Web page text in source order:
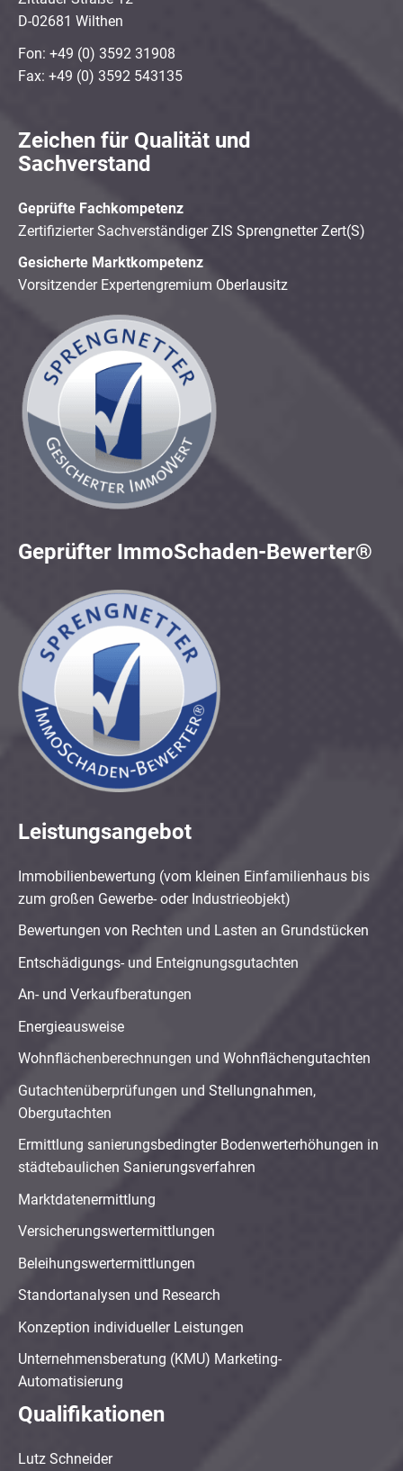
D-02681 Wilthen
Fon: +49 (0) 3592 31908
Fax: +49 (0) 3592 543135
Zeichen für Qualität und
Sachverstand
Geprüfte Fachkompetenz
Zertifizierter Sachverständiger ZIS Sprengnetter Zert(S)
Gesicherte Marktkompetenz
Vorsitzender Expertengremium Oberlausitz
Geprüfter ImmoSchaden-Bewerter®
Leistungsangebot
Immobilienbewertung (vom kleinen Einfamilienhaus bis
zum großen Gewerbe- oder Industrieobjekt)
Bewertungen von Rechten und Lasten an Grundstücken
Entschädigungs- und Enteignungsgutachten
An- und Verkaufberatungen
Energieausweise
Wohnflächenberechnungen und Wohnflächengutachten
Gutachtenüberprüfungen und Stellungnahmen,
Obergutachten
Ermittlung sanierungsbedingter Bodenwerterhöhungen in
städtebaulichen Sanierungsverfahren
Marktdatenermittlung
Versicherungswertermittlungen
Beleihungswertermittlungen
Standortanalysen und Research
Konzeption individueller Leistungen
Unternehmensberatung (KMU) Marketing-
Automatisierung
Qualifikationen
Lutz Schneider